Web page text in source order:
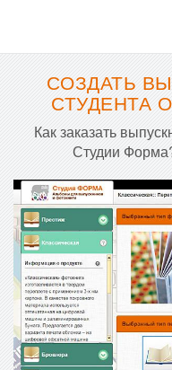
СОЗДАТЬ
СТУДЕНТА
Как заказать
Студии